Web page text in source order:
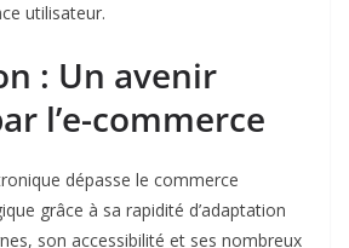
utilisateur.
: Un avenir
l’e-commerce
dépasse le commerce
grâce à sa rapidité d’adaptation
son accessibilité et ses nombreux